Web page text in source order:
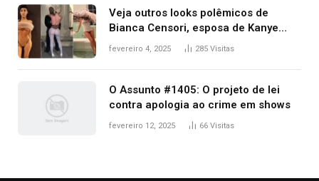
Veja outros looks polêmicos de
Bianca Censori, esposa de Kanye
West que apareceu nua no Grammy
fevereiro 4, 2025 285 Visitas
O Assunto #1405: O projeto de lei
contra apologia ao crime em shows
fevereiro 12, 2025 66 Visitas